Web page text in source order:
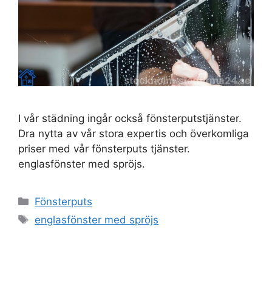
I vår städning ingår också fönsterputstjänster.
Dra nytta av vår stora expertis och överkomliga
priser med vår fönsterputs tjänster.
englasfönster med spröjs.
Kategorier
Fönsterputs
Etiketter
englasfönster med spröjs